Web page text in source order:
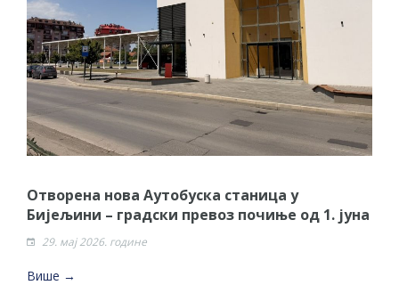
Отворена нова Aутобуска станица у
Бијељини – градски превоз почиње од 1. јуна
29. мај 2026. године
Више →